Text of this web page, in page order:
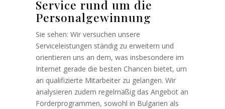
Service rund um die
Personalgewinnung
Sie sehen: Wir versuchen unsere
Serviceleistungen ständig zu erweitern und
orientieren uns an dem, was insbesondere im
Internet gerade die besten Chancen bietet, um
an qualifizierte Mitarbeiter zu gelangen. Wir
analysieren zudem regelmäßig das Angebot an
Förderprogrammen, sowohl in Bulgarien als